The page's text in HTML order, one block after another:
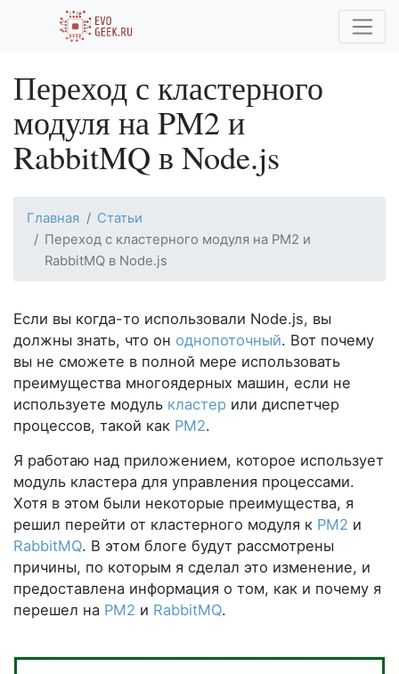
Переход с кластерного
модуля на PM2 и
RabbitMQ в Node.js
Главная
Статьи
Переход с кластерного модуля на PM2 и
RabbitMQ в Node.js
Если вы когда-то использовали Node.js, вы
должны знать, что он однопоточный. Вот почему
вы не сможете в полной мере использовать
преимущества многоядерных машин, если не
используете модуль кластер или диспетчер
процессов, такой как PM2.
Я работаю над приложением, которое использует
модуль кластера для управления процессами.
Хотя в этом были некоторые преимущества, я
решил перейти от кластерного модуля к PM2 и
RabbitMQ. В этом блоге будут рассмотрены
причины, по которым я сделал это изменение, и
предоставлена ​​информация о том, как и почему я
перешел на PM2 и RabbitMQ.